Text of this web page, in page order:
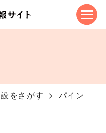
をさがす パイン